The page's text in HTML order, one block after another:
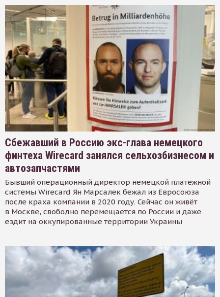
Сбежавший в Россию экс-глава немецкого
финтеха Wirecard занялся сельхозбизнесом и
автозапчастями
Бывший операционный директор немецкой платёжной
системы Wirecard Ян Марсалек бежал из Евросоюза
после краха компании в 2020 году. Сейчас он живёт
в Москве, свободно перемещается по России и даже
ездит на оккупированные территории Украины